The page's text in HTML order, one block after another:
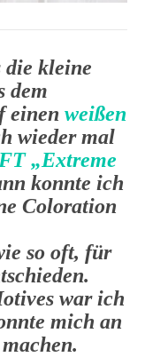
die kleine
dem
einen weißen
wieder mal
„Extreme
konnte ich
Coloration
so oft, für
war ich
mich an